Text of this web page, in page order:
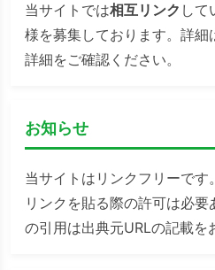
当サイトでは相互リンク して
様を募集しております。詳細
詳細をご確認ください。
お知らせ
当サイトはリンクフリーです。
リンクを貼る際の許可は必
の引用は出典元URLの記載を